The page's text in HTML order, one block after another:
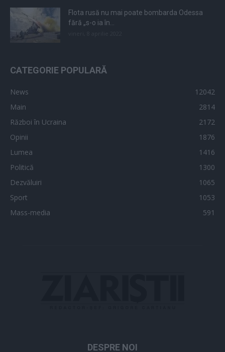
Flota rusă nu mai poate bombarda Odessa
fără „s-o ia în...
CATEGORIE POPULARĂ
News
12042
Main
2814
Război în Ucraina
2172
Opinii
1876
Lumea
1416
Politică
1300
Dezvăluiri
1065
Sport
1053
Mass-media
591
DESPRE NOI